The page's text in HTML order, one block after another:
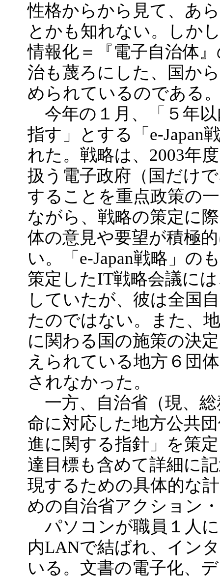
性格からから見て、あ
とかも知れない。しか
情報化＝『電子自治体
治も蔑ろにした、国か
められているのである
今年の１月、「５年
指す」とする「e-Japan
れた。戦略は、2003年
扱う電子政府（国だけ
することを重点政策の
ながら、戦略の策定に
体の意見や要望が積極
い。「e-Japan戦略」の
策定したIT戦略会議に
していたが、彼は全国
たのではない。また、
に関わる国の施策の決
えられている地方６団
されなかった。
一方、自治省（現、
命に対応した地方公共
進に関する指針」を策
達目標も含めて詳細に
現するための具体的な
めの自治省アクション
パソコンが職員１人
内LANで結ばれ、イン
いる。文書の電子化、